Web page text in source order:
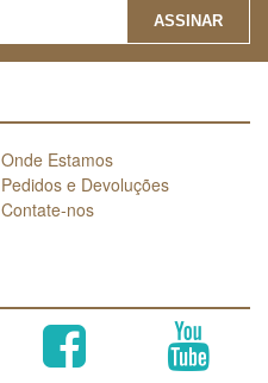
ASSINAR
Onde Estamos
Pedidos e Devoluções
Contate-nos